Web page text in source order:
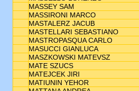
MASSEY SAM
MASSIRONI MARCO
MASTALERZ JACUB
MASTELLARI SEBASTIANO
MASTROPASQUA CARLO
MASUCCI GIANLUCA
MASZKOWSKI MATEVSZ
MATE SZUCS
MATEJCEK JIRI
MATIUNIN YEHOR